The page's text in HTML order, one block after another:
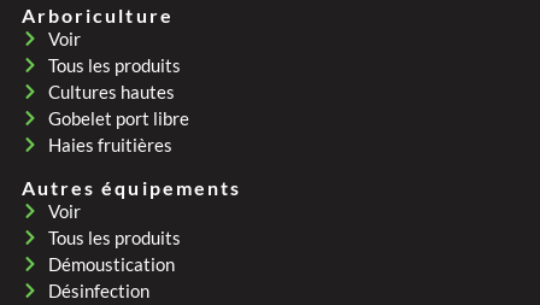
Arboriculture
Voir
Tous les produits
Cultures hautes
Gobelet port libre
Haies fruitières
Autres équipements
Voir
Tous les produits
Démoustication
Désinfection